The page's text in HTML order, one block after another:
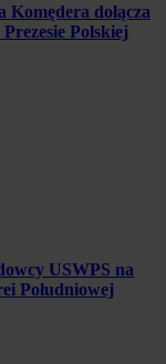
dołącza
Polskiej
USWPS na
Południowej